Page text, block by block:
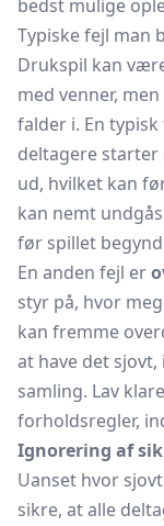
bedst mulige
Typiske fejl man
Drukspil kan
med venner,
falder i. En
deltagere
ud, hvilket kan
kan nemt
før spillet
En anden fejl er
styr på, hvor
kan fremme
at have det
samling. Lav
forholdsregler,
Ignorering af
Uanset hvor
sikre, at alle